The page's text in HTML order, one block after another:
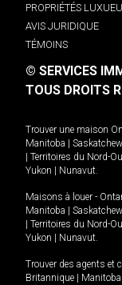
PROPRIÉTÉS
AVIS JURIDIQUE
TÉMOINS
© SERVICES
TOUS DROITS
Trouver une maison
Manitoba |
| Territoires du Nord-
Yukon | Nunavut
Maisons à louer -
Manitoba |
| Territoires du Nord-
Yukon | Nunavut
Trouver des agents et
Britannique | Manitoba